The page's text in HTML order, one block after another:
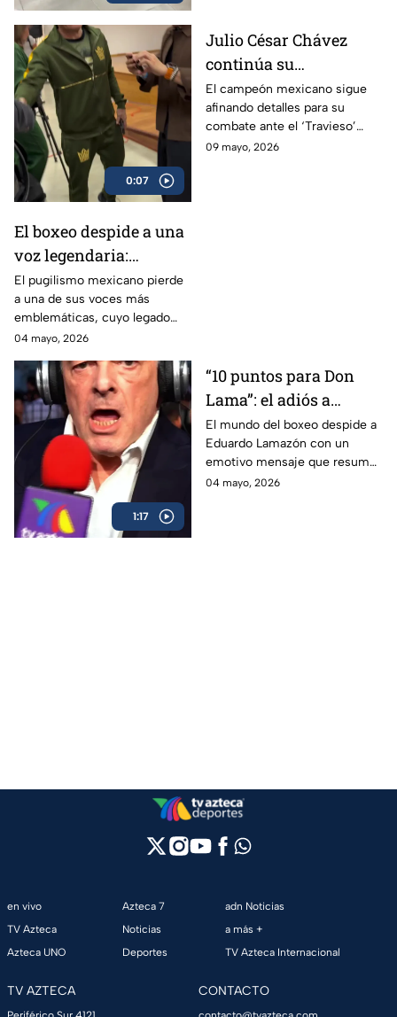
0:07
Julio César Chávez
continúa su
preparación para
enfrentar al ‘Travieso’
Arce
El campeón mexicano sigue
afinando detalles para su
combate ante el ‘Travieso’
Arce
09 mayo, 2026
El boxeo despide a una
voz legendaria:
Eduardo Lamazón
El pugilismo mexicano pierde
a una de sus voces más
emblemáticas, cuyo legado
marcó a generaciones.
04 mayo, 2026
1:17
“10 puntos para Don
Lama”: el adiós a
Eduardo Lamazón
El mundo del boxeo despide a
Eduardo Lamazón con un
emotivo mensaje que resume
su legado imborrable.
04 mayo, 2026
en vivo
TV Azteca
Azteca UNO
Azteca 7
Noticias
Deportes
adn Noticias
a más +
TV Azteca Internacional
TV AZTECA CONTACTO